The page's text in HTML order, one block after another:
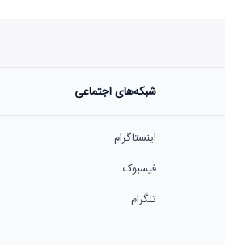
شبکه‌های اجتماعی
اینستاگرام
فیسبوک
تلگرام